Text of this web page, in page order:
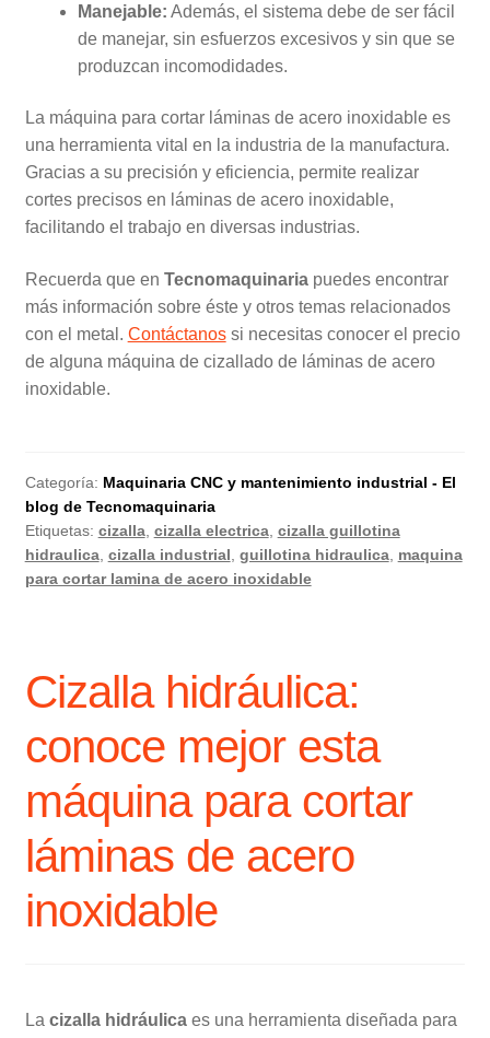
Manejable: Además, el sistema debe de ser fácil
de manejar, sin esfuerzos excesivos y sin que se
produzcan incomodidades.
La máquina para cortar láminas de acero inoxidable es
una herramienta vital en la industria de la manufactura.
Gracias a su precisión y eficiencia, permite realizar
cortes precisos en láminas de acero inoxidable,
facilitando el trabajo en diversas industrias.
Recuerda que en Tecnomaquinariapuedes encontrar
más información sobre éste y otros temas relacionados
con el metal. Contáctanossi necesitas conocer el precio
de alguna máquina de cizallado de láminas de acero
inoxidable.
Categoría: Maquinaria CNC y mantenimiento industrial - El
blog de Tecnomaquinaria
Etiquetas: cizalla, cizalla electrica, cizalla guillotina
hidraulica, cizalla industrial, guillotina hidraulica, maquina
para cortar lamina de acero inoxidable
Cizalla hidráulica:
conoce mejor esta
máquina para cortar
láminas de acero
inoxidable
‍La cizalla hidráulica es una herramienta diseñada para